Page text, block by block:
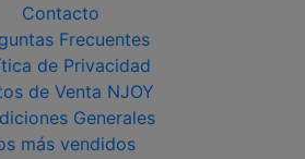
Contacto
Frecuentes
de Privacidad
de Venta NJOY
Generales
más vendidos